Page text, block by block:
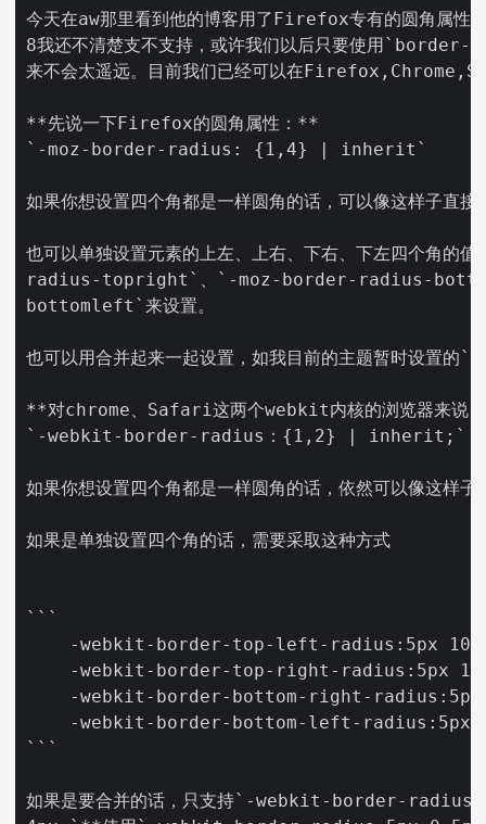
今天在aw那里看到他的博客用了Firefox专有的圆角属性
8我还不清楚支不支持，或许我们以后只要使用`border-
来不会太遥远。目前我们已经可以在
**先说一下Firefox的圆角属性：**
`-moz-border-radius: {1,4} | inherit`
如果你想设置四个角都是一样圆角的话，可以像这样
也可以单独设置元素的上左、上右、下右、下左四
radius-topright`、`-moz-border-radius-
bottomleft`来设置。
也可以用合并起来一起设置，如我目前的主题暂时
**对chrome、Safari这两个webkit内核的浏览器
`-webkit-border-radius：{1,2} | inherit;`
如果你想设置四个角都是一样圆角的话，依然可以像
如果是单独设置四个角的话，需要采取这种方式
```
-webkit-border-top-left-radius:5px
-webkit-border-top-right-radius:5px
-webkit-border-bottom-right-
-webkit-border-bottom-left-radius:5px
```
如果是要合并的话，只支持`-webkit-border-